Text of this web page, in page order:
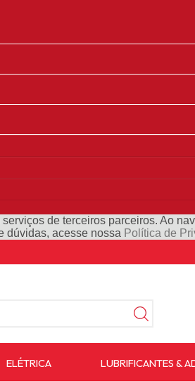
de terceiros parceiros. Ao
dúvidas, acesse nossa Política de
ELÉTRICA LUBRIFICANTES &